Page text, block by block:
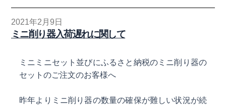
2021年2月9日
ミニ削り器入荷遅れに関して
ミニミニセット並びにふるさと納税のミニ削り器の
セットのご注文のお客様へ
昨年よりミニ削り器の数量の確保が難しい状況が続